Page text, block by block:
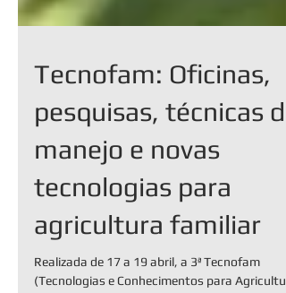
Tecnofam: Oficinas,
pesquisas, técnicas de
manejo e novas
tecnologias para
agricultura familiar